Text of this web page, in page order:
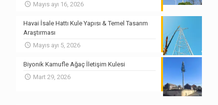
Mayıs ayı 16, 2026
Havai İsale Hattı Kule Yapısı & Temel Tasarım
Araştırması
Mayıs ayı 5, 2026
Biyonik Kamufle Ağaç İletişim Kulesi
Mart 29, 2026